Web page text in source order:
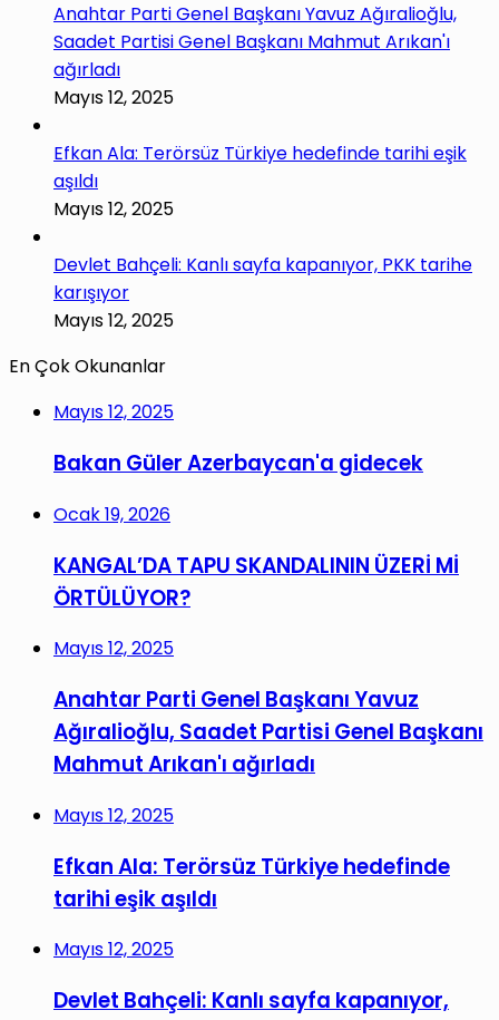
Anahtar Parti Genel Başkanı Yavuz Ağıralioğlu,
Saadet Partisi Genel Başkanı Mahmut Arıkan'ı
ağırladı
Mayıs 12, 2025
Efkan Ala: Terörsüz Türkiye hedefinde tarihi eşik
aşıldı
Mayıs 12, 2025
Devlet Bahçeli: Kanlı sayfa kapanıyor, PKK tarihe
karışıyor
Mayıs 12, 2025
En Çok Okunanlar
Mayıs 12, 2025
Bakan Güler Azerbaycan'a gidecek
Ocak 19, 2026
KANGAL’DA TAPU SKANDALININ ÜZERİ Mİ
ÖRTÜLÜYOR?
Mayıs 12, 2025
Anahtar Parti Genel Başkanı Yavuz
Ağıralioğlu, Saadet Partisi Genel Başkanı
Mahmut Arıkan'ı ağırladı
Mayıs 12, 2025
Efkan Ala: Terörsüz Türkiye hedefinde
tarihi eşik aşıldı
Mayıs 12, 2025
Devlet Bahçeli: Kanlı sayfa kapanıyor,